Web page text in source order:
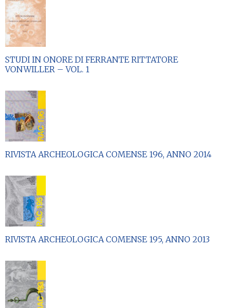
STUDI IN ONORE DI FERRANTE RITTATORE
VONWILLER – VOL. 1
RIVISTA ARCHEOLOGICA COMENSE 196, ANNO 2014
RIVISTA ARCHEOLOGICA COMENSE 195, ANNO 2013